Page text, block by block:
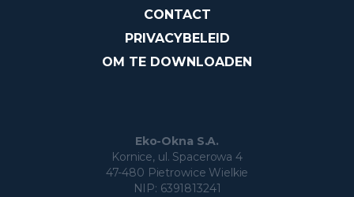
CONTACT
PRIVACYBELEID
OM TE DOWNLOADEN
Eko-Okna S.A.
Kornice, ul. Spacerowa 4
47-480 Pietrowice Wielkie
NIP: 6391813241